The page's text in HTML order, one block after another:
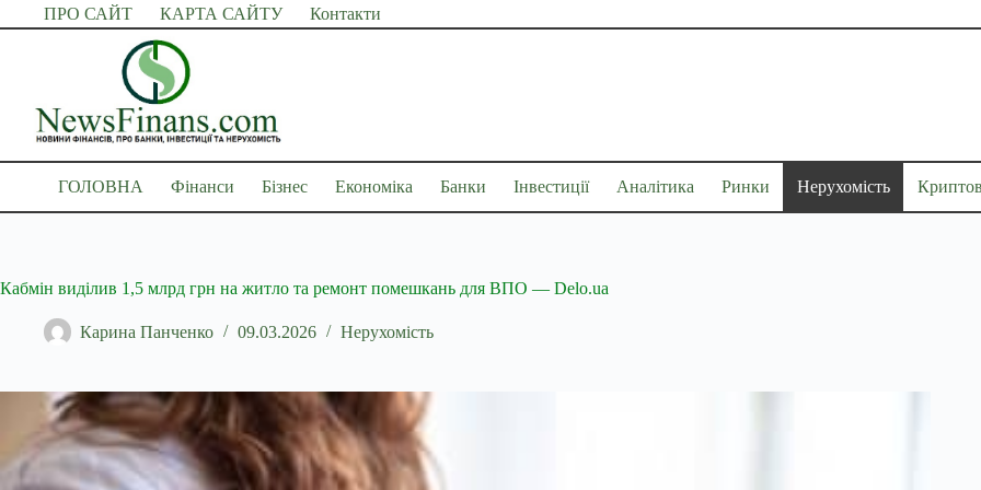
Перейти
до
ПРО САЙТ КАРТА САЙТУ Контакти
ГОЛОВНА Фінанси Бізнес Економіка Банки Інвестиції Аналітика Ринки Нерухомість
Кабмін виділив 1,5 млрд грн на житло та ремонт помешкань для ВПО — Delo.ua
Карина Панченко 09.03.2026 Нерухомість